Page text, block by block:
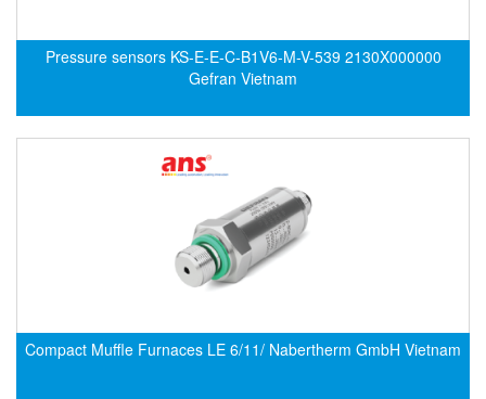
Edward
Eilersen Vietnam
Electronic Design System S.R.L Vietnam
Pressure sensors KS-E-E-C-B1V6-M-V-539 2130X000000
Gefran Vietnam
Compact Muffle Furnaces LE 6/11/ Nabertherm GmbH Vietnam